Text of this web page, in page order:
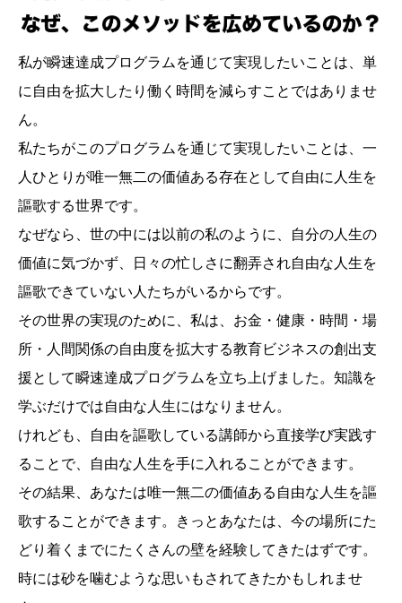
私が瞬速達成プログラムを通じて実現したいことは、単
に自由を拡大したり働く時間を減らすことではありませ
ん。
私たちがこのプログラムを通じて実現したいことは、一
人ひとりが唯一無二の価値ある存在として自由に人生を
謳歌する世界です。
なぜなら、世の中には以前の私のように、自分の人生の
価値に気づかず、日々の忙しさに翻弄され自由な人生を
謳歌できていない人たちがいるからです。
その世界の実現のために、私は、お金・健康・時間・場
所・人間関係の自由度を拡大する教育ビジネスの創出支
援として瞬速達成プログラムを立ち上げました。知識を
学ぶだけでは自由な人生にはなりません。
けれども、自由を謳歌している講師から直接学び実践す
ることで、自由な人生を手に入れることができます。
その結果、あなたは唯一無二の価値ある自由な人生を謳
歌することができます。きっとあなたは、今の場所にた
どり着くまでにたくさんの壁を経験してきたはずです。
時には砂を噛むような思いもされてきたかもしれませ